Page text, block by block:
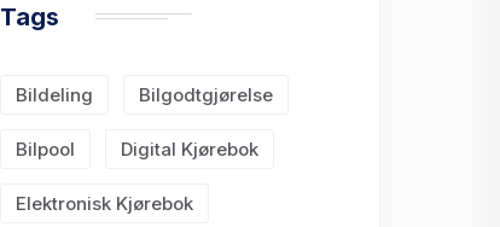
Tags
Bildeling Bilgodtgjørelse
Bilpool Digital Kjørebok
Elektronisk Kjørebok